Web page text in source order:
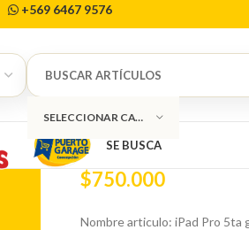
+569 6467 9576
SELECCIONAR CATEGORÍA
SE BUSCA
Inicio Tecnología Tablet iPad
0
iPad Pro
$750.000
Nombre articulo: iPad Pro 5ta